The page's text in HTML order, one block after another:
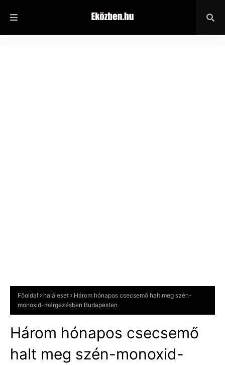
Főoldal haláleset
Három hónapos csecsemő halt meg szén-
monoxid-mérgezésben Budapesten
Három hónapos csecsemő
halt meg szén-monoxid-